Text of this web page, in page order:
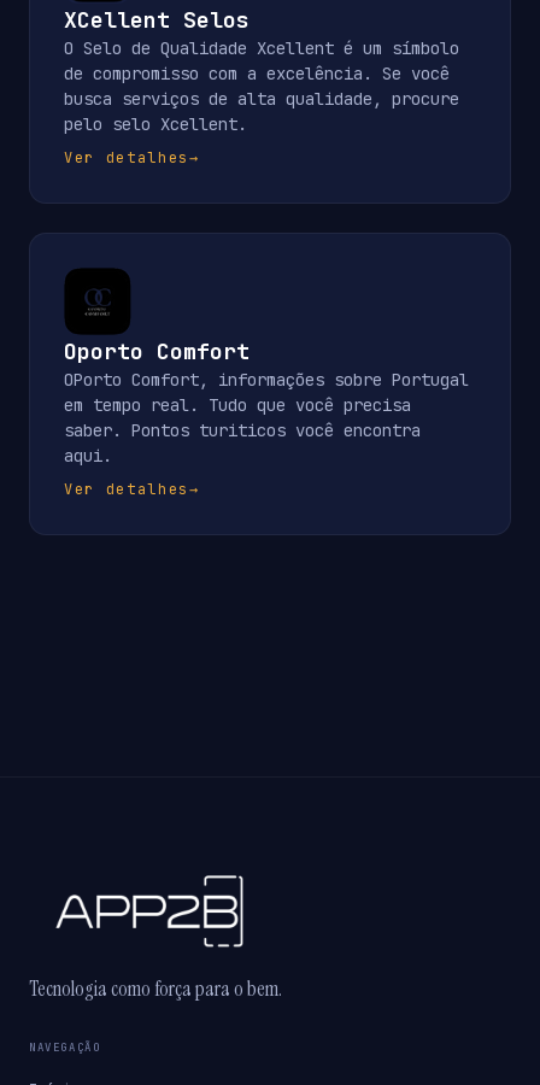
XCellent Selos
O Selo de Qualidade Xcellent é um símbolo
de compromisso com a excelência. Se você
busca serviços de alta qualidade, procure
pelo selo Xcellent.
Ver detalhes→
Oporto Comfort
OPorto Comfort, informações sobre Portugal
em tempo real. Tudo que você precisa
saber. Pontos turiticos você encontra
aqui.
Ver detalhes→
Tecnologia como força para o bem.
NAVEGAÇÃO